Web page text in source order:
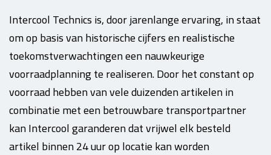
Intercool Technics is, door jarenlange ervaring, in staat
om op basis van historische cijfers en realistische
toekomstverwachtingen een nauwkeurige
voorraadplanning te realiseren. Door het constant op
voorraad hebben van vele duizenden artikelen in
combinatie met een betrouwbare transportpartner
kan Intercool garanderen dat vrijwel elk besteld
artikel binnen 24 uur op locatie kan worden